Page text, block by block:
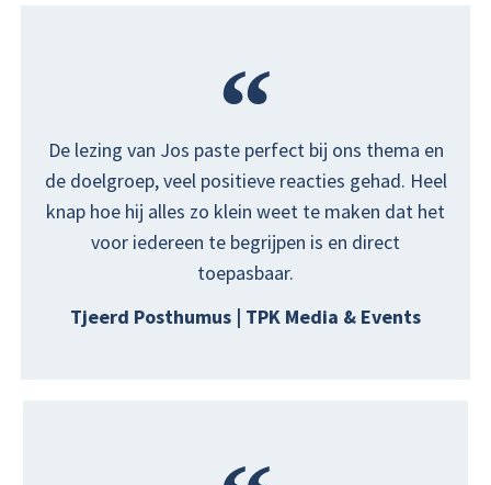
De lezing van Jos paste perfect bij ons thema en
de doelgroep, veel positieve reacties gehad. Heel
knap hoe hij alles zo klein weet te maken dat het
voor iedereen te begrijpen is en direct
toepasbaar.
Tjeerd Posthumus | TPK Media & Events